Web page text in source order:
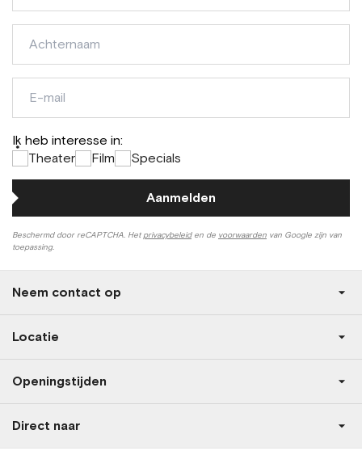
Ik heb interesse in:
*
Theater Film Specials
mail
Aanmelden
Beschermd door reCAPTCHA. Het privacybeleiden de voorwaarden van Google zijn van
toepassing.
Neem contact op
Locatie
Openingstijden
Direct naar